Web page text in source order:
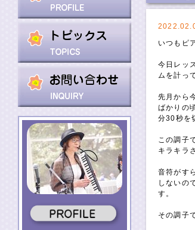
いつもピ
今日レッ
ムを計っ
先月から
ばかりの
分30秒を
この調子
キラキラ
音符がす
しないの
す。
その調子